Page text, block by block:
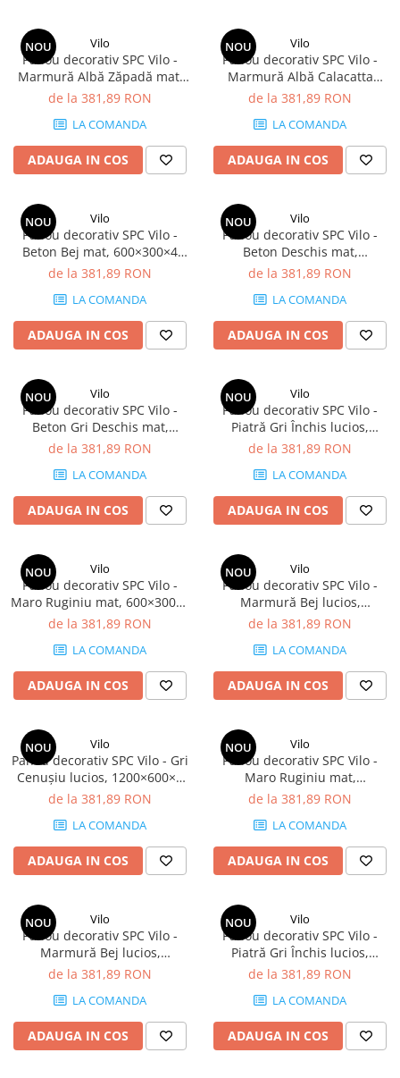
NOU Vilo
Panou decorativ SPC Vilo -
Marmură Albă Zăpadă mat,
600×300×4 mm, 2.34 mp/cutie
de la 381,89 RON
LA COMANDA
ADAUGA IN COS
NOU Vilo
Panou decorativ SPC Vilo -
Marmură Albă Calacatta
lucios, 600×300×4 mm, 2.34
de la 381,89 RON
LA COMANDA
ADAUGA IN COS
NOU Vilo
Panou decorativ SPC Vilo -
Beton Bej mat, 600×300×4
mm, 2.34 mp/cutie (13
de la 381,89 RON
LA COMANDA
ADAUGA IN COS
NOU Vilo
Panou decorativ SPC Vilo -
Beton Deschis mat,
600×300×4 mm, 2.34 mp/cutie
de la 381,89 RON
LA COMANDA
ADAUGA IN COS
NOU Vilo
Panou decorativ SPC Vilo -
Beton Gri Deschis mat,
600×300×4 mm, 2.34 mp/cutie
de la 381,89 RON
LA COMANDA
ADAUGA IN COS
NOU Vilo
Panou decorativ SPC Vilo -
Piatră Gri Închis lucios,
600×300×4 mm, 2.34 mp/cutie
de la 381,89 RON
LA COMANDA
ADAUGA IN COS
NOU Vilo
Panou decorativ SPC Vilo -
Maro Ruginiu mat, 600×300×4
mm, 2.34 mp/cutie (13
de la 381,89 RON
LA COMANDA
ADAUGA IN COS
NOU Vilo
Panou decorativ SPC Vilo -
Marmură Bej lucios,
600×300×4 mm, 2.34 mp/cutie
de la 381,89 RON
LA COMANDA
ADAUGA IN COS
NOU Vilo
Panou decorativ SPC Vilo - Gri
Cenușiu lucios, 1200×600×4
mm, 2.88 mp/cutie (4 panouri)
de la 381,89 RON
LA COMANDA
ADAUGA IN COS
NOU Vilo
Panou decorativ SPC Vilo -
Maro Ruginiu mat,
1200×600×4 mm, 2.88
de la 381,89 RON
LA COMANDA
ADAUGA IN COS
NOU Vilo
Panou decorativ SPC Vilo -
Marmură Bej lucios,
1200×600×4 mm, 2.88
de la 381,89 RON
LA COMANDA
ADAUGA IN COS
NOU Vilo
Panou decorativ SPC Vilo -
Piatră Gri Închis lucios,
1200×600×4 mm, 2.88
de la 381,89 RON
LA COMANDA
ADAUGA IN COS